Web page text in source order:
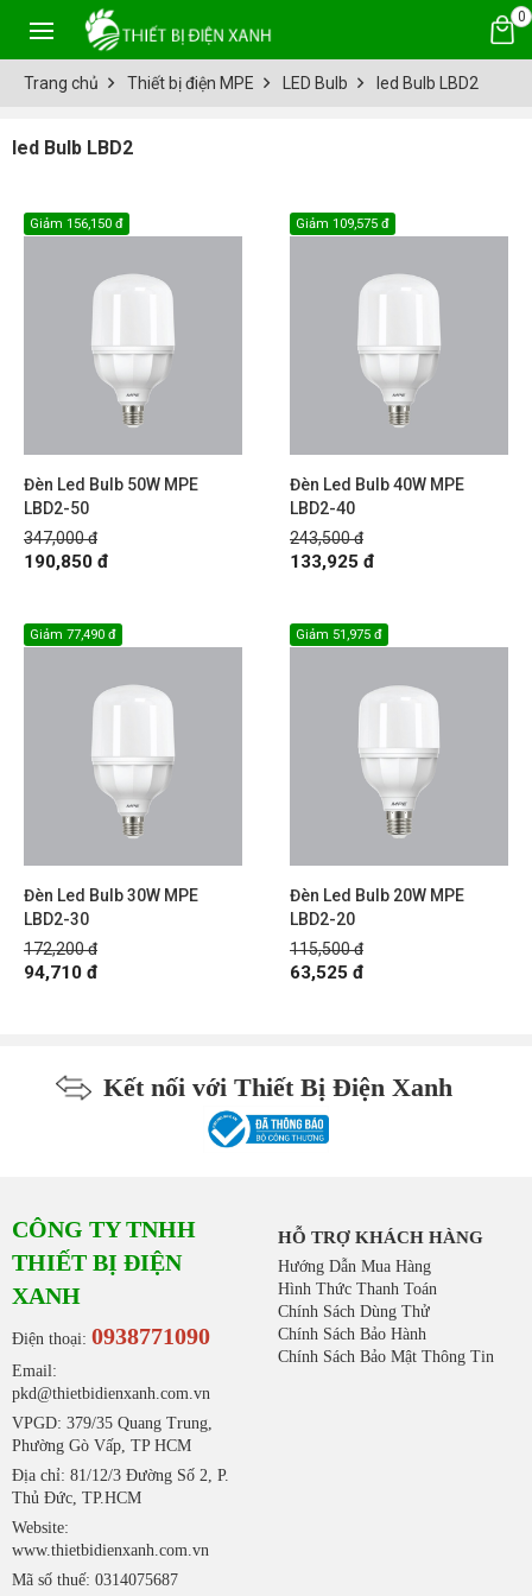
0
Trang chủ Thiết bị điện MPE LED Bulb led Bulb LBD2
led Bulb LBD2
Đèn Led Bulb 50W MPE
LBD2-50
347,000 đ
Giảm 156,150 đ
190,850 đ
Đèn Led Bulb 40W MPE
LBD2-40
243,500 đ
Giảm 109,575 đ
133,925 đ
Đèn Led Bulb 30W MPE
LBD2-30
172,200 đ
Giảm 77,490 đ
94,710 đ
Đèn Led Bulb 20W MPE
LBD2-20
115,500 đ
Giảm 51,975 đ
63,525 đ
Kết nối với Thiết Bị Điện Xanh
CÔNG TY TNHH
THIẾT BỊ ĐIỆN
XANH
Điện thoại: 0938771090
Email:
pkd@thietbidienxanh.com.vn
VPGD: 379/35 Quang Trung,
Phường Gò Vấp, TP HCM
Địa chỉ: 81/12/3 Đường Số 2, P.
Thủ Đức, TP.HCM
Website:
www.thietbidienxanh.com.vn
Mã số thuế: 0314075687
HỖ TRỢ KHÁCH HÀNG
Hướng Dẫn Mua Hàng
Hình Thức Thanh Toán
Chính Sách Dùng Thử
Chính Sách Bảo Hành
Chính Sách Bảo Mật Thông Tin